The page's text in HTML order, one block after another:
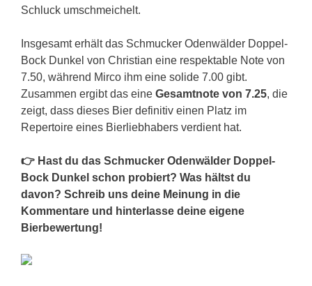
Schluck umschmeichelt.
Insgesamt erhält das Schmucker Odenwälder Doppel-
Bock Dunkel von Christian eine respektable Note von
7.50, während Mirco ihm eine solide 7.00 gibt.
Zusammen ergibt das eine Gesamtnote von 7.25, die
zeigt, dass dieses Bier definitiv einen Platz im
Repertoire eines Bierliebhabers verdient hat.
👉 Hast du das Schmucker Odenwälder Doppel-
Bock Dunkel schon probiert? Was hältst du
davon? Schreib uns deine Meinung in die
Kommentare und hinterlasse deine eigene
Bierbewertung!